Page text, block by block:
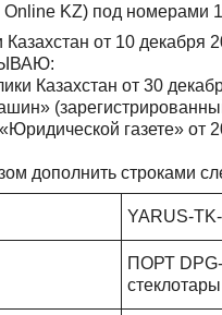
KZ) под номерами
Казахстан от 10 декабря
Казахстан от 30
газете»
дополнить строками
YARUS-
ПОРТ
стеклотары